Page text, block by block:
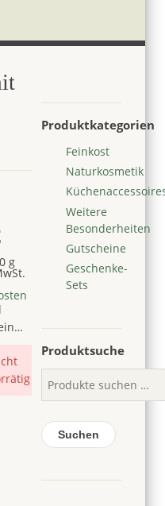
g
Produktkategorien
Feinkost
Naturkosmetik
Weitere
Besonderheiten
Gutscheine
Geschenke-
Sets
Produktsuche
Suchen